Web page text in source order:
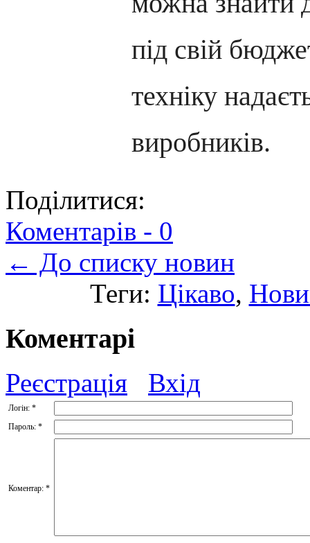
під свій
техніку
виробників.
Поділитися:
Коментарів - 0
← До списку новин
Теги: Цікаво,
Коментарі
Реєстрація Вхід
Логін: *
Пароль: *
Коментар: *